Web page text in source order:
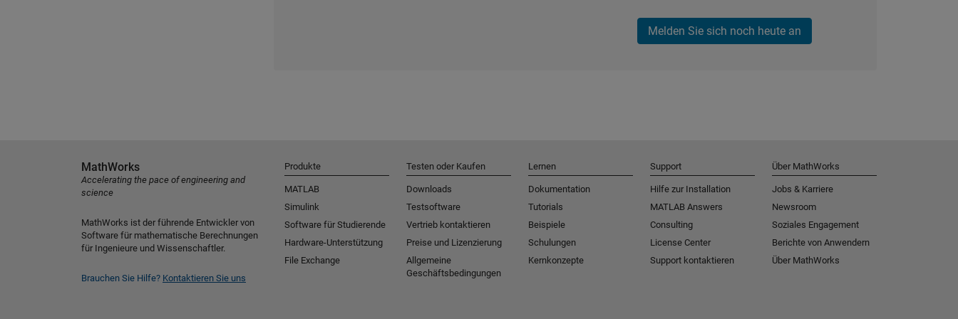
Melden Sie sich noch heute an
MathWorks
Accelerating the pace of engineering and
science
MathWorks ist der führende Entwickler von
Software für mathematische Berechnungen
für Ingenieure und Wissenschaftler.
Brauchen Sie Hilfe? Kontaktieren Sie uns
Produkte
MATLAB
Simulink
Software für Studierende
Hardware-Unterstützung
File Exchange
Testen oder Kaufen
Downloads
Testsoftware
Vertrieb kontaktieren
Preise und Lizenzierung
Allgemeine
Geschäftsbedingungen
Lernen
Dokumentation
Tutorials
Beispiele
Schulungen
Kernkonzepte
Support
Hilfe zur Installation
MATLAB Answers
Consulting
License Center
Support kontaktieren
Über MathWorks
Jobs & Karriere
Newsroom
Soziales Engagement
Berichte von Anwendern
Über MathWorks